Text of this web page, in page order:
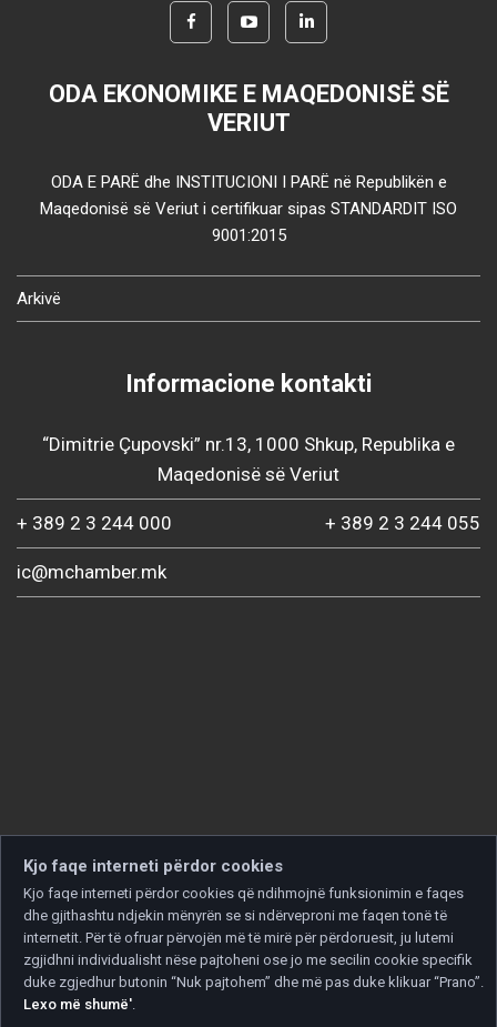
ODA EKONOMIKE E MAQEDONISË SË
VERIUT
ODA E PARË dhe INSTITUCIONI I PARË në Republikën e
Maqedonisë së Veriut i certifikuar sipas STANDARDIT ISO
9001:2015
Arkivë
Informacione kontakti
“Dimitrie Çupovski” nr.13, 1000 Shkup, Republika e
Maqedonisë së Veriut
+ 389 2 3 244 000 + 389 2 3 244 055
ic@mchamber.mk
Copyright © 2026 Developed by
Kjo faqe interneti përdor cookies
Kjo faqe interneti përdor cookies që ndihmojnë funksionimin e faqes
dhe gjithashtu ndjekin mënyrën se si ndërveproni me faqen tonë të
internetit. Për të ofruar përvojën më të mirë për përdoruesit, ju lutemi
zgjidhni individualisht nëse pajtoheni ose jo me secilin cookie specifik
duke zgjedhur butonin “Nuk pajtohem” dhe më pas duke klikuar “Prano”.
Lexo më shumë'.